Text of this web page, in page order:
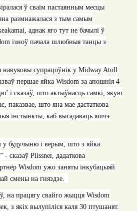
ў сваім пастаянным месцы
размнажалася з тым самым
аднак яго тут не бачылі ў
ізноў пачала шлюбныя танцы з
супрацоўнік уMidway Atoll
першае яйкаWisdom за апошнія 4
і сказаў, што актыўнасць самкі, якую
паказвае, што яна мае дастаткова
інстынкты, каб выгадаваць яшчэ
у будучыню і верым, што з яйка
- сказаў Plissner, дадаткова
Wisdom ужо заняты інкубацыяй
смены на гняздзе.
на працягу свайго жыццяWisdom
з якіх вылупіліся каля 30 птушанят.